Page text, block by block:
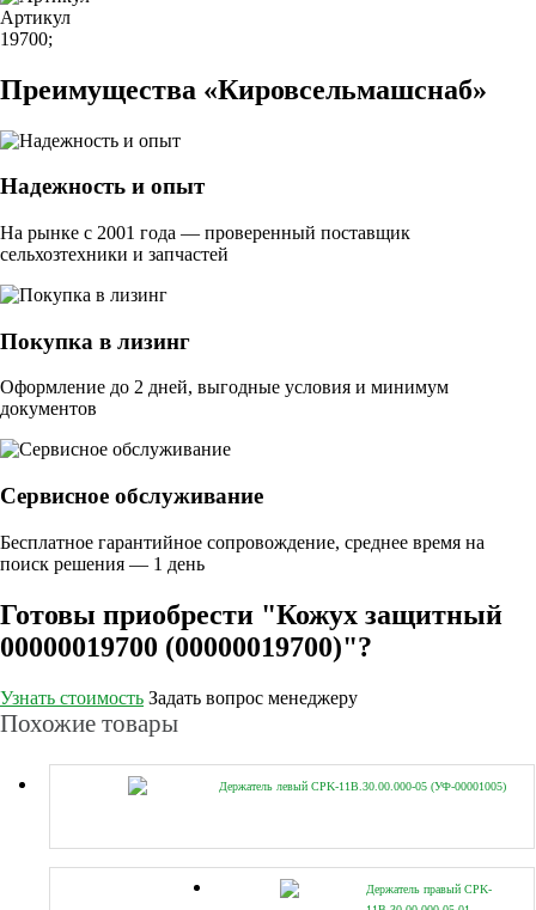
Артикул
19700;
Преимущества «Кировсельмашснаб»
Надежность и опыт
На рынке с 2001 года — проверенный поставщик
сельхозтехники и запчастей
Покупка в лизинг
Оформление до 2 дней, выгодные условия и минимум
документов
Сервисное обслуживание
Бесплатное гарантийное сопровождение, среднее время на
поиск решения — 1 день
Готовы приобрести "Кожух защитный
00000019700 (00000019700)"?
Узнать стоимость Задать вопрос менеджеру
Похожие товары
Держатель левый CPK-11B.30.00.000-05 (УФ-00001005)
Держатель правый CPK-